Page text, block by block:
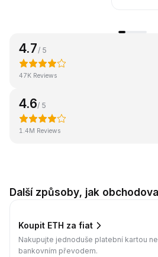
4.7 / 5
47K Reviews
4.6/ 5
1.4M Reviews
Další způsoby, jak
Koupit ETH za fiat
Nakupujte jednoduše platební kartou
bankovním převodem.